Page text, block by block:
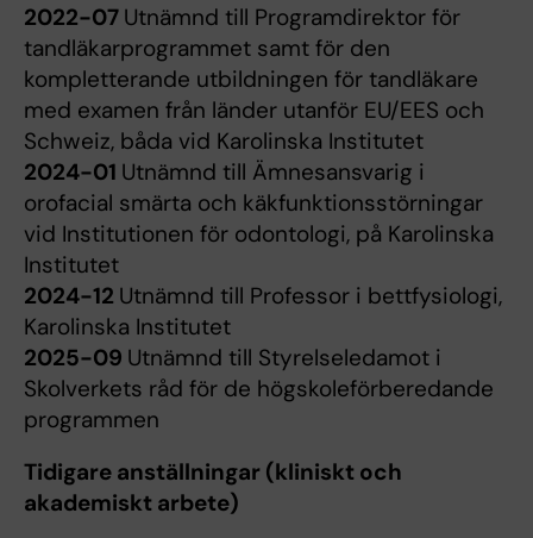
2022-07 Utnämnd till Programdirektor för
tandläkarprogrammet samt för den
kompletterande utbildningen för tandläkare
med examen från länder utanför EU/EES och
Schweiz, båda vid Karolinska Institutet
2024-01 Utnämnd till Ämnesansvarig i
orofacial smärta och käkfunktionsstörningar
vid Institutionen för odontologi, på Karolinska
Institutet
2024-12 Utnämnd till Professor i bettfysiologi,
Karolinska Institutet
2025-09 Utnämnd till Styrelseledamot i
Skolverkets råd för de högskoleförberedande
programmen
Tidigare anställningar (kliniskt och
akademiskt arbete)